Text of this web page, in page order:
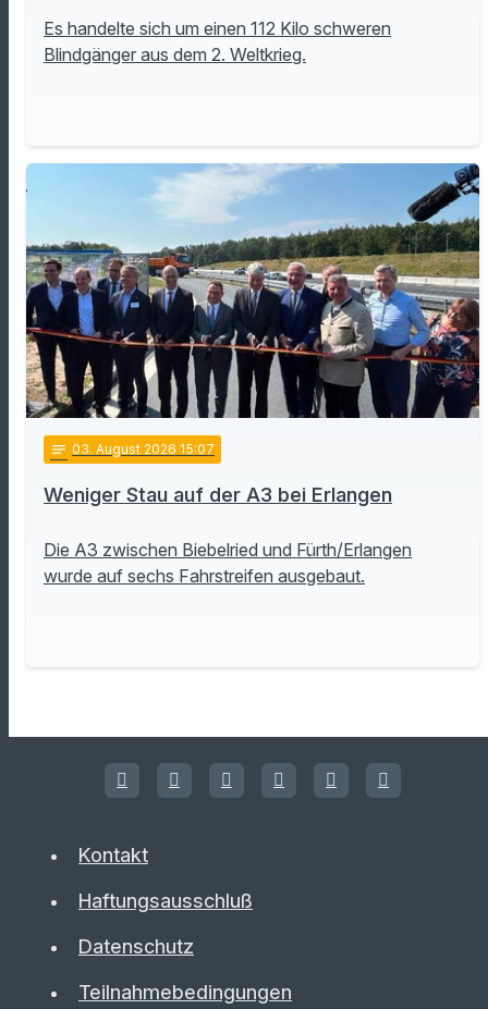
Es handelte sich um einen 112 Kilo schweren
Blindgänger aus dem 2. Weltkrieg.
notes 03. August 2026 15:07
Weniger Stau auf der A3 bei Erlangen
Die A3 zwischen Biebelried und Fürth/Erlangen
wurde auf sechs Fahrstreifen ausgebaut.
Kontakt
Haftungsausschluß
Datenschutz
Teilnahmebedingungen